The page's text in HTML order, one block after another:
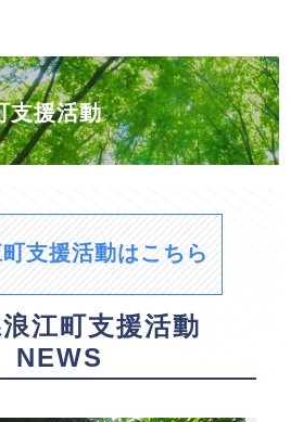
支援活動
支援活動はこちら
江町支援活動
NEWS